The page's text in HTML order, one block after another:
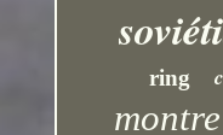
ring
montre